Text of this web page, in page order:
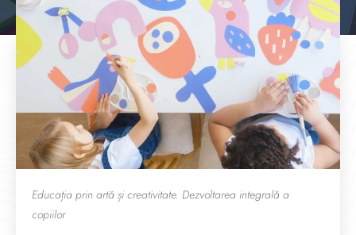
Educația prin artă și creativitate. Dezvoltarea integrală a
copiilor